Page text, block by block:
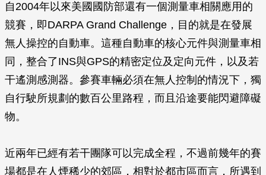
自2004年以來美國國防部還有一個測量車相關應用的
競賽，即DARPA Grand Challenge，目的就是在發展
無人操控的自動車。這種自動車的核心元件與測量車相
同，整合了INS與GPS的精密定位及定向元件，以及若
干遙測感測器。參賽車輛必須在無人控制的情況下，獨
自行駛所規劃的數百公里路程，而且沿途要能閃避障礙
物。
近兩年已經有若干團隊可以完成全程，不過前幾年的賽
場都是在人煙稀少的郊區，相對於都市區而言，所遇到